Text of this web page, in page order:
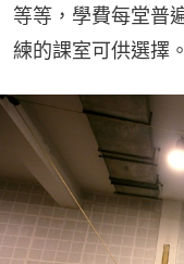
等等，學費每堂普
練的課室可供選擇。